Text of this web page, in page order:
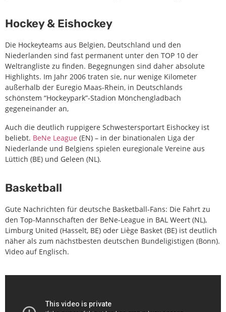
Hockey & Eishockey
Die Hockeyteams aus Belgien, Deutschland und den
Niederlanden sind fast permanent unter den TOP 10 der
Weltrangliste zu finden. Begegnungen sind daher absolute
Highlights. Im Jahr 2006 traten sie, nur wenige Kilometer
außerhalb der Euregio Maas-Rhein, in Deutschlands
schönstem “Hockeypark”-Stadion Mönchengladbach
gegeneinander an,
Auch die deutlich ruppigere Schwestersportart Eishockey ist
beliebt. BeNe League (EN) – in der binationalen Liga der
Niederlande und Belgiens spielen euregionale Vereine aus
Lüttich (BE) und Geleen (NL).
Basketball
Gute Nachrichten für deutsche Basketball-Fans: Die Fahrt zu
den Top-Mannschaften der BeNe-League in BAL Weert (NL),
Limburg United (Hasselt, BE) oder Liège Basket (BE) ist deutlich
näher als zum nächstbesten deutschen Bundeligistigen (Bonn).
Video auf Englisch.